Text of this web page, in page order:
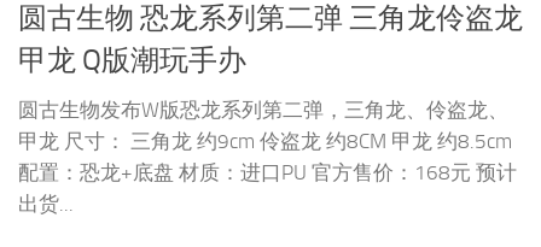
圆古生物 恐龙系列第二弹 三角龙伶盗龙
甲龙 Q版潮玩手办
圆古生物发布W版恐龙系列第二弹，三角龙、伶盗龙、
甲龙 尺寸： 三角龙 约9cm 伶盗龙 约8CM 甲龙 约8.5cm
配置：恐龙+底盘 材质：进口PU 官方售价：168元 预计
出货...